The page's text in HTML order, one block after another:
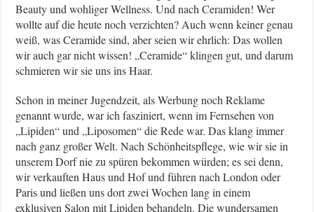
Beauty und wohliger Wellness. Und nach Ceramiden! Wer
wollte auf die heute noch verzichten? Auch wenn keiner genau
weiß, was Ceramide sind, aber seien wir ehrlich: Das wollen
wir auch gar nicht wissen! „Ceramide“ klingen gut, und darum
schmieren wir sie uns ins Haar.
Schon in meiner Jugendzeit, als Werbung noch Reklame
genannt wurde, war ich fasziniert, wenn im Fernsehen von
„Lipiden“ und „Liposomen“ die Rede war. Das klang immer
nach ganz großer Welt. Nach Schönheitspflege, wie wir sie in
unserem Dorf nie zu spüren bekommen würden; es sei denn,
wir verkauften Haus und Hof und führen nach London oder
Paris und ließen uns dort zwei Wochen lang in einem
exklusiven Salon mit Lipiden behandeln. Die wundersamen